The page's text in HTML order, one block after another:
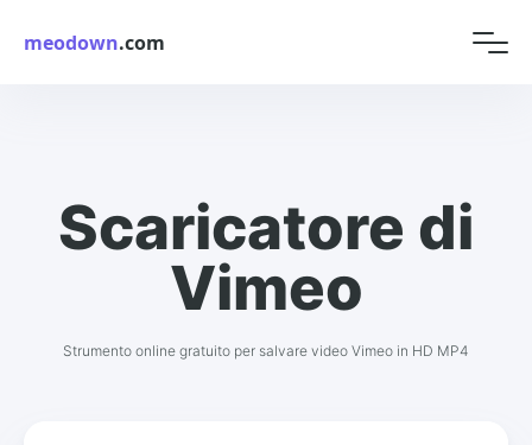
meodown.com
Scaricatore di
Vimeo
Strumento online gratuito per salvare video Vimeo in HD MP4